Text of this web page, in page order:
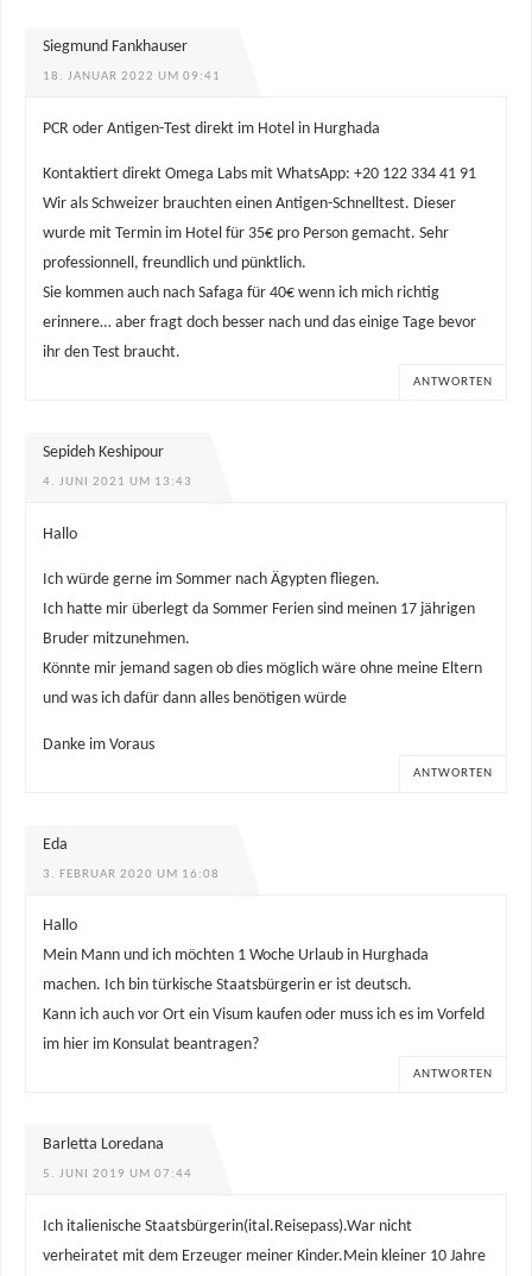
Siegmund Fankhauser
18. JANUAR 2022 UM 09:41
PCR oder Antigen-Test direkt im Hotel in Hurghada
Kontaktiert direkt Omega Labs mit WhatsApp: +20 122 334 41 91
Wir als Schweizer brauchten einen Antigen-Schnelltest. Dieser
wurde mit Termin im Hotel für 35€ pro Person gemacht. Sehr
professionnell, freundlich und pünktlich.
Sie kommen auch nach Safaga für 40€ wenn ich mich richtig
erinnere… aber fragt doch besser nach und das einige Tage bevor
ihr den Test braucht.
ANTWORTEN
Sepideh Keshipour
4. JUNI 2021 UM 13:43
Hallo
Ich würde gerne im Sommer nach Ägypten fliegen.
Ich hatte mir überlegt da Sommer Ferien sind meinen 17 jährigen
Bruder mitzunehmen.
Könnte mir jemand sagen ob dies möglich wäre ohne meine Eltern
und was ich dafür dann alles benötigen würde
Danke im Voraus
ANTWORTEN
Eda
3. FEBRUAR 2020 UM 16:08
Hallo
Mein Mann und ich möchten 1 Woche Urlaub in Hurghada
machen. Ich bin türkische Staatsbürgerin er ist deutsch.
Kann ich auch vor Ort ein Visum kaufen oder muss ich es im Vorfeld
im hier im Konsulat beantragen?
ANTWORTEN
Barletta Loredana
5. JUNI 2019 UM 07:44
Ich italienische Staatsbürgerin(ital.Reisepass).War nicht
verheiratet mit dem Erzeuger meiner Kinder.Mein kleiner 10 Jahre